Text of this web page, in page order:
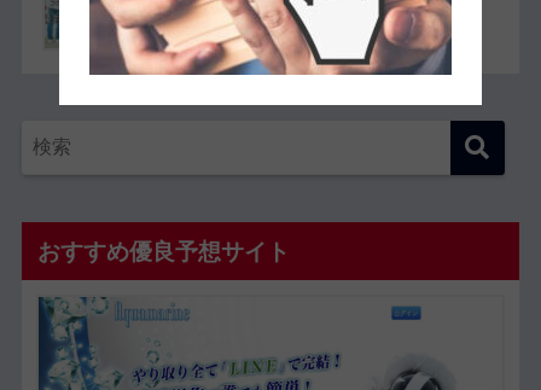
現したレースも紹介】
おすすめ優良予想サイト